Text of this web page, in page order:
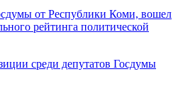
от Республики Коми, вошел
рейтинга политической
среди депутатов Госдумы